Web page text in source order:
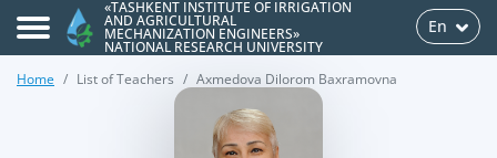
«TASHKENT INSTITUTE OF IRRIGATION
AND AGRICULTURAL
MECHANIZATION ENGINEERS»
NATIONAL RESEARCH UNIVERSITY
En
Home List of Teachers Axmedova Dilorom Baxramovna